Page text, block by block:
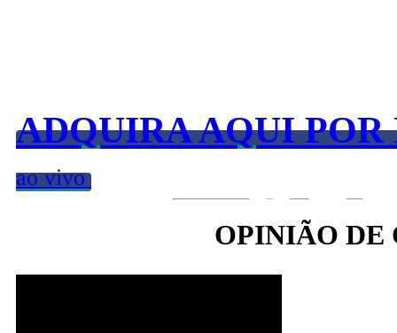
Caso tenha gostado do
ADQUIRA AQUI POR
ao vivo
OPINIÃO DE